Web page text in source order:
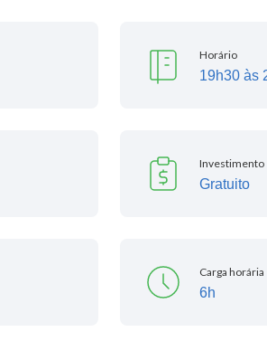
Horário
19h30 às
Investimento
Gratuito
Carga horária
6h